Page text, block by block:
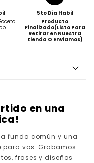
5to Dia Habil
Producto
Finalizado(Listo Para
Retirar en Nuestra
tienda O Enviamos)
en una
funda común y una
para vos. Grabamos
frases y diseños